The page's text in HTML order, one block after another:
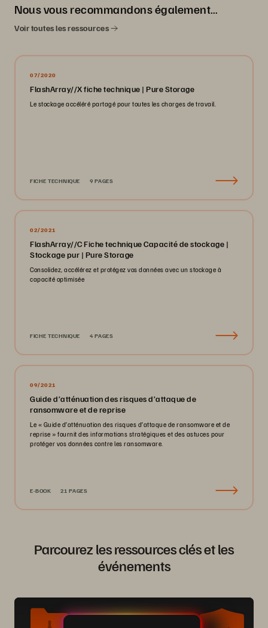
Nous vous recommandons également…
Voir toutes les ressources
07/2020
FlashArray//X fiche technique | Pure Storage
Le stockage accéléré partagé pour toutes les charges de travail.
FICHE TECHNIQUE 9 PAGES
02/2021
FlashArray//C Fiche technique Capacité de stockage |
Stockage pur | Pure Storage
Consolidez, accélérez et protégez vos données avec un stockage à
capacité optimisée
FICHE TECHNIQUE 4 PAGES
09/2021
Guide d’atténuation des risques d’attaque de
ransomware et de reprise
Le « Guide d’atténuation des risques d’attaque de ransomware et de
reprise » fournit des informations stratégiques et des astuces pour
protéger vos données contre les ransomware.
E-BOOK 21 PAGES
Parcourez les ressources clés et les
événements